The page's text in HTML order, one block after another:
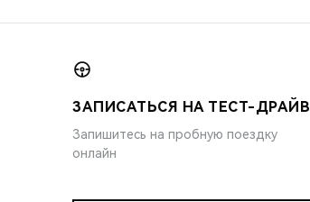
ЗАПИСАТЬСЯ НА ТЕСТ-ДРАЙВ
Запишитесь на пробную поездку
онлайн